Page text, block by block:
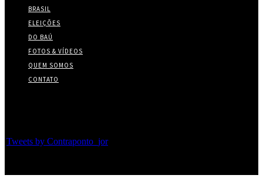
BRASIL
ELEIÇÕES
DO BAÚ
FOTOS & VÍDEOS
QUEM SOMOS
CONTATO
Tweets by Contraponto_jor